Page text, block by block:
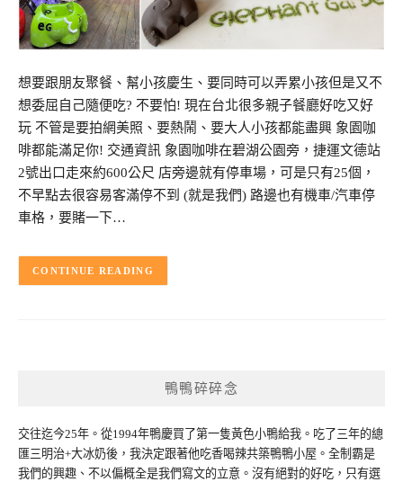
想要跟朋友聚餐、幫小孩慶生、要同時可以弄累小孩但是又不
想委屈自己隨便吃? 不要怕! 現在台北很多親子餐廳好吃又好
玩 不管是要拍網美照、要熱鬧、要大人小孩都能盡興 象園咖
啡都能滿足你! 交通資訊 象園咖啡在碧湖公園旁，捷運文德站
2號出口走來約600公尺 店旁邊就有停車場，可是只有25個，
不早點去很容易客滿停不到 (就是我們) 路邊也有機車/汽車停
車格，要賭一下…
CONTINUE READING
鴨鴨碎碎念
交往迄今25年。從1994年鴨慶買了第一隻黃色小鴨給我。吃了三年的總
匯三明治+大冰奶後，我決定跟著他吃香喝辣共築鴨鴨小屋。全制霸是
我們的興趣、不以偏概全是我們寫文的立意。沒有絕對的好吃，只有選